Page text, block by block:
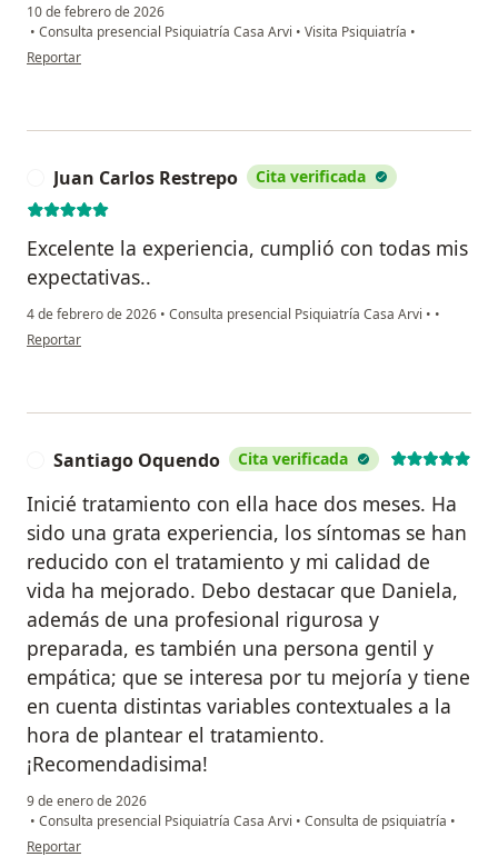
10 de febrero de 2026
• Consulta presencial Psiquiatría Casa Arvi • Visita Psiquiatría •
en opinión del usuario Alejandra Cadavid
Reportar
Juan Carlos Restrepo Cita verificada
Excelente la experiencia, cumplió con todas mis
expectativas..
4 de febrero de 2026 • Consulta presencial Psiquiatría Casa Arvi • •
en opinión del usuario Juan Carlos Restrepo
Reportar
Santiago Oquendo Cita verificada
Inicié tratamiento con ella hace dos meses. Ha
sido una grata experiencia, los síntomas se han
reducido con el tratamiento y mi calidad de
vida ha mejorado. Debo destacar que Daniela,
además de una profesional rigurosa y
preparada, es también una persona gentil y
empática; que se interesa por tu mejoría y tiene
en cuenta distintas variables contextuales a la
hora de plantear el tratamiento.
¡Recomendadisima!
9 de enero de 2026
• Consulta presencial Psiquiatría Casa Arvi • Consulta de psiquiatría •
en opinión del usuario Santiago Oquendo
Reportar